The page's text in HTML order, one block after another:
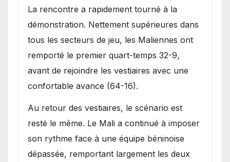
La rencontre a rapidement tourné à la
démonstration. Nettement supérieures dans
tous les secteurs de jeu, les Maliennes ont
remporté le premier quart-temps 32-9,
avant de rejoindre les vestiaires avec une
confortable avance (64-16).
Au retour des vestiaires, le scénario est
resté le même. Le Mali a continué à imposer
son rythme face à une équipe béninoise
dépassée, remportant largement les deux